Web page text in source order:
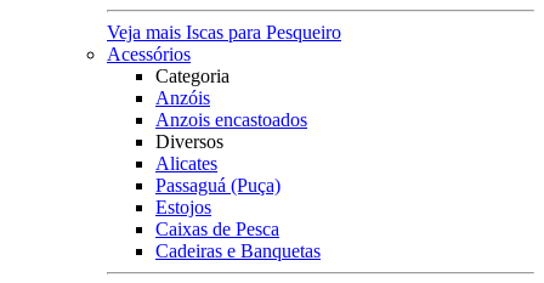
Veja mais Iscas para Pesqueiro
Acessórios
Categoria
Anzóis
Anzois encastoados
Diversos
Alicates
Passaguá (Puça)
Estojos
Caixas de Pesca
Cadeiras e Banquetas